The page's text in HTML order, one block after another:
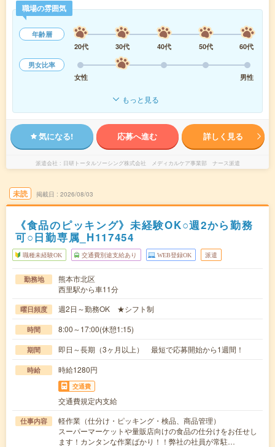
職場の雰囲気
年齢層
20代
30代 40代 50代
60代
男女比率
女性
男性
もっと見る
気になる! 応募へ進む 詳しく見る
派遣会社 日研トータルソーシング株式会社 メディカルケア事業部 ナース派遣
未読 掲載日 2026/08/03
《食品のピッキング》未経験OK○週2から勤務
可○日勤専属_H117454
職種未経験OK 交通費別途支給あり WEB登録OK 派遣
勤務地
熊本市北区
西里駅から車11分
曜日頻度 週2日～勤務OK ★シフト制
時間 8:00～17:00(休憩1:15)
期間 即日～長期（3ヶ月以上） 最短で応募開始から1週間！
時給 時給1280円
交通費
交通費規定内支給
仕事内容
軽作業（仕分け・ピッキング・検品、商品管理）
スーパーマーケットや量販店向けの食品の仕分けをお任せし
ます！カンタンな作業ばかり！！弊社の社員が常駐…